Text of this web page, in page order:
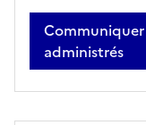
Communiquer
administrés